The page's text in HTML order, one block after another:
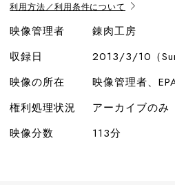
利用方法／利用条件について
映像管理者
錬肉工房
収録日
2013/3/10（Sun
映像の所在
映像管理者、
権利処理状況
アーカイブのみ
映像分数
113分